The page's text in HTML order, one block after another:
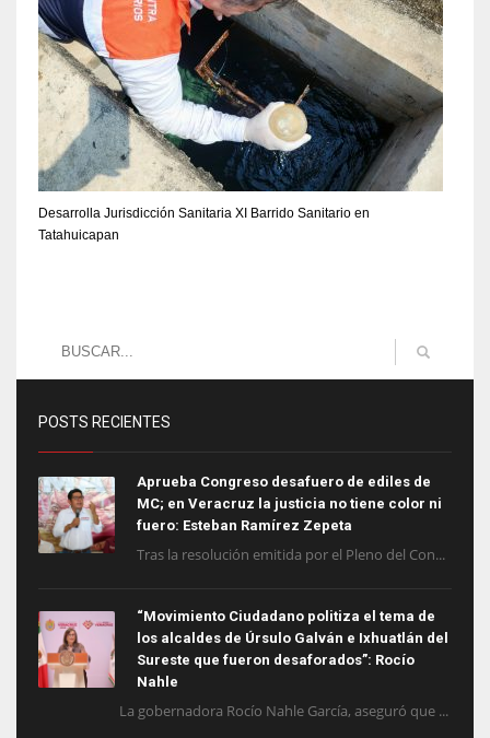
Desarrolla Jurisdicción Sanitaria XI Barrido Sanitario en
Tatahuicapan
POSTS RECIENTES
Aprueba Congreso desafuero de ediles de
MC; en Veracruz la justicia no tiene color ni
fuero: Esteban Ramírez Zepeta
Tras la resolución emitida por el Pleno del Con...
“Movimiento Ciudadano politiza el tema de
los alcaldes de Úrsulo Galván e Ixhuatlán del
Sureste que fueron desaforados”: Rocío
Nahle
La gobernadora Rocío Nahle García, aseguró que ...